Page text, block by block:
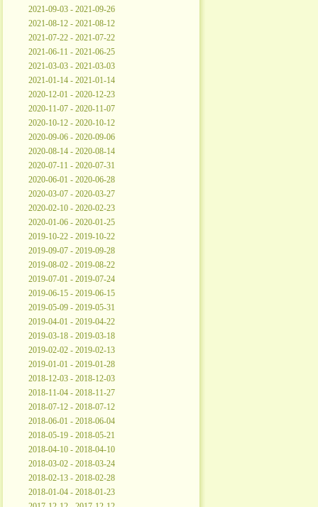
2021-09-03 - 2021-09-26
2021-08-12 - 2021-08-12
2021-07-22 - 2021-07-22
2021-06-11 - 2021-06-25
2021-03-03 - 2021-03-03
2021-01-14 - 2021-01-14
2020-12-01 - 2020-12-23
2020-11-07 - 2020-11-07
2020-10-12 - 2020-10-12
2020-09-06 - 2020-09-06
2020-08-14 - 2020-08-14
2020-07-11 - 2020-07-31
2020-06-01 - 2020-06-28
2020-03-07 - 2020-03-27
2020-02-10 - 2020-02-23
2020-01-06 - 2020-01-25
2019-10-22 - 2019-10-22
2019-09-07 - 2019-09-28
2019-08-02 - 2019-08-22
2019-07-01 - 2019-07-24
2019-06-15 - 2019-06-15
2019-05-09 - 2019-05-31
2019-04-01 - 2019-04-22
2019-03-18 - 2019-03-18
2019-02-02 - 2019-02-13
2019-01-01 - 2019-01-28
2018-12-03 - 2018-12-03
2018-11-04 - 2018-11-27
2018-07-12 - 2018-07-12
2018-06-01 - 2018-06-04
2018-05-19 - 2018-05-21
2018-04-10 - 2018-04-10
2018-03-02 - 2018-03-24
2018-02-13 - 2018-02-28
2018-01-04 - 2018-01-23